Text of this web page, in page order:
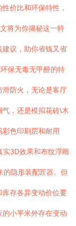
价比和环保特性，
将为你揭秘这一特
议，助你省钱又省
保无毒无甲醛的特
防火，无论是客厅
，还是模拟花砖\木
色印刷层和耐用
实3D效果和布纹浮雕
的隐形装配匠器。但
存各异变动价位要
小平米外存在变动